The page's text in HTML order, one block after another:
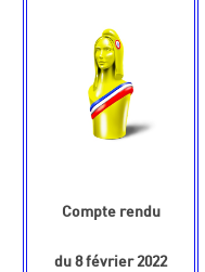
Compte rendu
du 8 février 2022